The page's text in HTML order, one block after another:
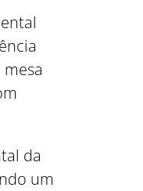
da
um